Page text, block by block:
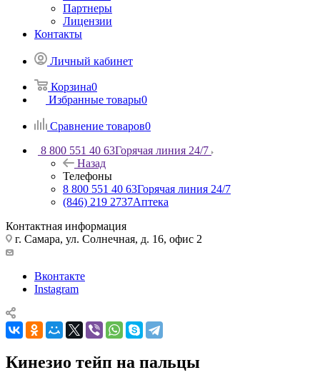
Партнеры
Лицензии
Контакты
Личный кабинет
Корзина0
Избранные товары0
Сравнение товаров0
8 800 551 40 63Горячая линия 24/7
Назад
Телефоны
8 800 551 40 63Горячая линия 24/7
(846) 219 2737Аптека
Контактная информация
г. Самара, ул. Солнечная, д. 16, офис 2
Вконтакте
Instagram
Кинезио тейп на пальцы